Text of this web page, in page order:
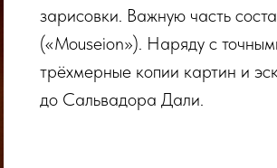
зарисовки. Важную часть
(«Mouseion»). Наряду с
трёхмерные копии картин и
до Сальвадора Дали.